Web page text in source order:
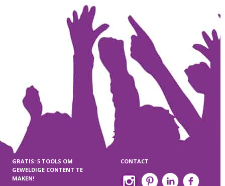
GRATIS: 5 TOOLS OM
GEWELDIGE CONTENT TE
MAKEN!
CONTACT